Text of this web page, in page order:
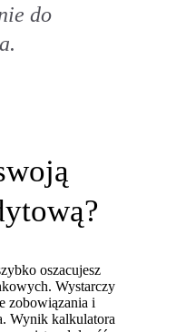
do
oszacujesz
Wystarczy
zobowiązania i
Wynik kalkulatora